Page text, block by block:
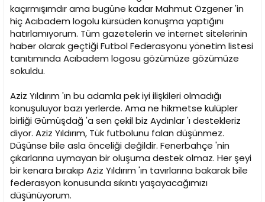
kaçırmışımdır ama bugüne kadar Mahmut Özgener 'in
hiç Acıbadem logolu kürsüden konuşma yaptığını
hatırlamıyorum. Tüm gazetelerin ve internet sitelerinin
haber olarak geçtiği Futbol Federasyonu yönetim listesi
tanıtımında Acıbadem logosu gözümüze gözümüze
sokuldu.
Aziz Yıldırım 'ın bu adamla pek iyi ilişkileri olmadığı
konuşuluyor bazı yerlerde. Ama ne hikmetse kulüpler
birliği Gümüşdağ 'a sen çekil biz Aydınlar 'ı destekleriz
diyor. Aziz Yıldırım, Tük futbolunu falan düşünmez.
Düşünse bile asla önceliği değildir. Fenerbahçe 'nin
çıkarlarına uymayan bir oluşuma destek olmaz. Her şeyi
bir kenara bırakıp Aziz Yıldırım 'ın tavırlarına bakarak bile
federasyon konusunda sıkıntı yaşayacağımızı
düşünüyorum.